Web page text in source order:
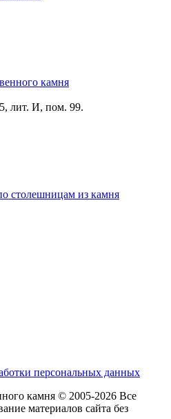
камня
лит. И, пом. 99.
столешницам из камня
персональных данных
камня © 2005-2026 Все
материалов сайта без